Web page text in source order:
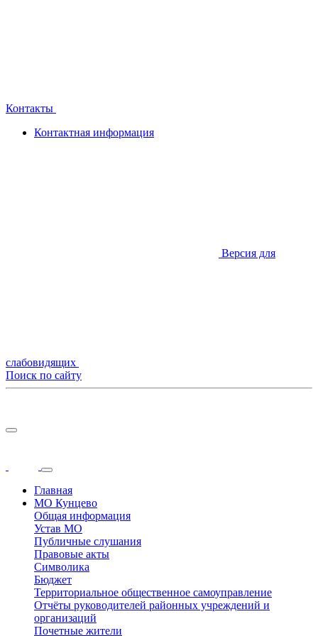
Контакты
Контактная информация
Версия для
слабовидящих
Поиск по сайту
Главная
МО Кунцево
Общая информация
Устав МО
Публичные слушания
Правовые акты
Символика
Бюджет
Территориальное общественное самоуправление
Отчёты руководителей районных учреждений и
организаций
Почетные жители